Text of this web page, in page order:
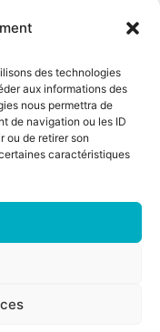
des technologies
aux informations des
nous permettra de
de navigation ou les ID
ou de retirer son
caractéristiques